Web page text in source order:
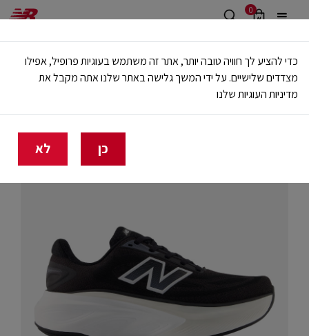
0
משלוח חינם מעל 499 ש"ח
🔥 20% הנחה על כל הביגוד באתר ובחנויות - לזמן מוגבל
בית נשים נעליים ריצה ריפוד ניטרלי
כדי להציע לך חוויה טובה יותר, אתר זה משתמש בעוגיות פרופיל, אפילו
מצדדים שלישיים. על ידי המשך גלישה באתר שלנו אתה מקבל את
מדיניות העוגיות שלנו
כן לא